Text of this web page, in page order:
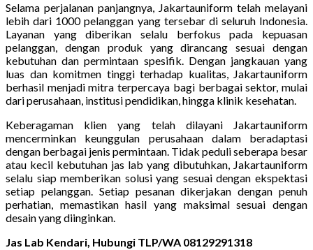
Selama perjalanan panjangnya, Jakartauniform telah melayani
lebih dari 1000 pelanggan yang tersebar di seluruh Indonesia.
Layanan yang diberikan selalu berfokus pada kepuasan
pelanggan, dengan produk yang dirancang sesuai dengan
kebutuhan dan permintaan spesifik. Dengan jangkauan yang
luas dan komitmen tinggi terhadap kualitas, Jakartauniform
berhasil menjadi mitra terpercaya bagi berbagai sektor, mulai
dari perusahaan, institusi pendidikan, hingga klinik kesehatan.
Keberagaman klien yang telah dilayani Jakartauniform
mencerminkan keunggulan perusahaan dalam beradaptasi
dengan berbagai jenis permintaan. Tidak peduli seberapa besar
atau kecil kebutuhan jas lab yang dibutuhkan, Jakartauniform
selalu siap memberikan solusi yang sesuai dengan ekspektasi
setiap pelanggan. Setiap pesanan dikerjakan dengan penuh
perhatian, memastikan hasil yang maksimal sesuai dengan
desain yang diinginkan.
Jas Lab Kendari, Hubungi TLP/WA 08129291318